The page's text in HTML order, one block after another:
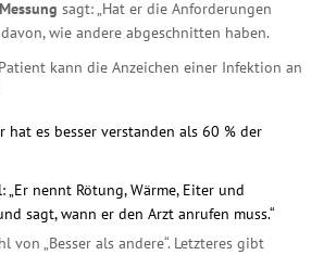
sagt: „Hat er die Anforderungen
wie andere abgeschnitten haben.
kann die Anzeichen einer Infektion an
hat es besser verstanden als 60 % der
nennt Rötung, Wärme, Eiter und
sagt, wann er den Arzt anrufen muss.“
von „Besser als andere“. Letzteres gibt